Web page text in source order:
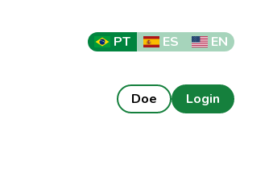
PT ES EN
Doe Login